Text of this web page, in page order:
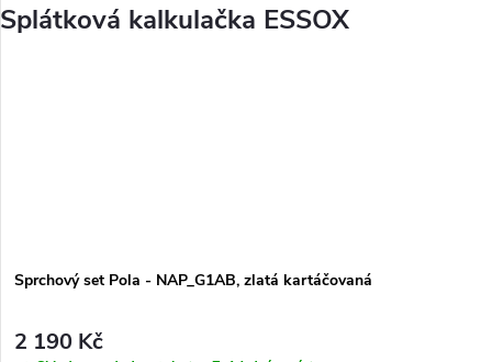
Sprchový set Pola - NAP_G1AB, zlatá kartáčovaná
2 190 Kč
Splátková kalkulačka ESSOX